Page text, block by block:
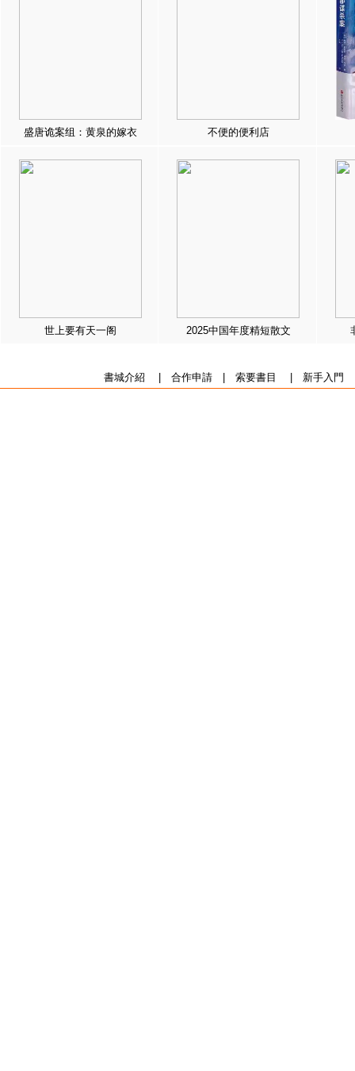
盛唐诡案组：黄泉的嫁衣 不便的便利店
世上要有天一阁 2025中国年度精短散文
書城介紹 合作申請| 索要書目 新手入門